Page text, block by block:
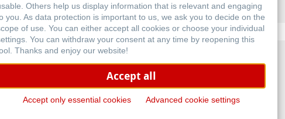
Skizzenpapiere
Others help us display information that is relevant and engaging
you. As data protection is important to us, we ask you to decide on the
of use. You can either accept all cookies or choose your individual
You can withdraw your consent at any time by reopening this
Thanks and enjoy our website!
Accept all
Accept only essential cookies Advanced cookie settings